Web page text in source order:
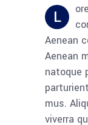
L
Aenean
Aenean
natoque
mus.
viverra